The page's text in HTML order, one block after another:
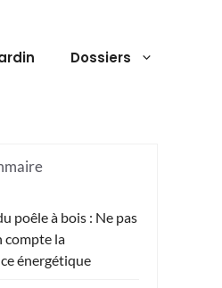
Dossiers
poêle à bois : Ne pas
compte la
énergétique